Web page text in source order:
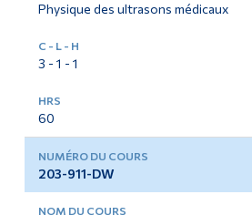
Physique des ultrasons médicaux
3 - 1 - 1
60
203-911-DW